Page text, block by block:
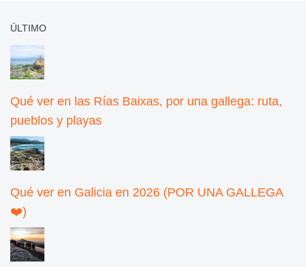
ÚLTIMO
Qué ver en las Rías Baixas, por una gallega: ruta,
pueblos y playas
Qué ver en Galicia en 2026 (POR UNA GALLEGA
❤️)